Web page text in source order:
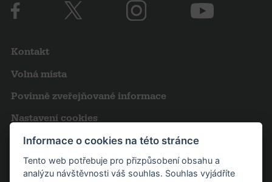
Kontakt
Volná místa
Povinně zveřejňované informace
Nastavení cookies
Obchodní podmínky
Výroční zprávy
Informace o cookies na této stránce
Tento web potřebuje pro přizpůsobení obsahu a
analýzu návštěvnosti váš souhlas. Souhlas vyjádříte